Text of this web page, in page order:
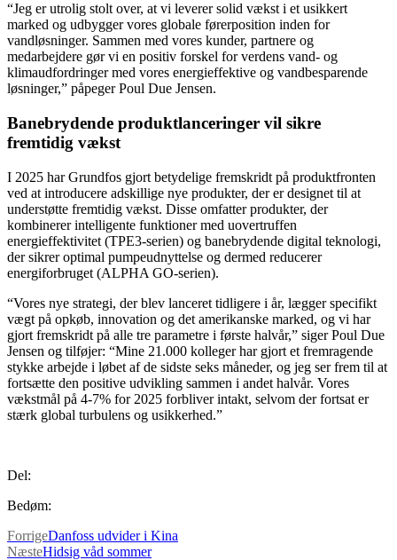
“Jeg er utrolig stolt over, at vi leverer solid vækst i et usikkert
marked og udbygger vores globale førerposition inden for
vandløsninger. Sammen med vores kunder, partnere og
medarbejdere gør vi en positiv forskel for verdens vand- og
klimaudfordringer med vores energieffektive og vandbesparende
løsninger,” påpeger Poul Due Jensen.
Banebrydende produktlanceringer vil sikre
fremtidig vækst
I 2025 har Grundfos gjort betydelige fremskridt på produktfronten
ved at introducere adskillige nye produkter, der er designet til at
understøtte fremtidig vækst. Disse omfatter produkter, der
kombinerer intelligente funktioner med uovertruffen
energieffektivitet (TPE3-serien) og banebrydende digital teknologi,
der sikrer optimal pumpeudnyttelse og dermed reducerer
energiforbruget (ALPHA GO-serien).
“Vores nye strategi, der blev lanceret tidligere i år, lægger specifikt
vægt på opkøb, innovation og det amerikanske marked, og vi har
gjort fremskridt på alle tre parametre i første halvår,” siger Poul Due
Jensen og tilføjer: “Mine 21.000 kolleger har gjort et fremragende
stykke arbejde i løbet af de sidste seks måneder, og jeg ser frem til at
fortsætte den positive udvikling sammen i andet halvår. Vores
vækstmål på 4-7% for 2025 forbliver intakt, selvom der fortsat er
stærk global turbulens og usikkerhed.”
Del:
Bedøm:
ForrigeDanfoss udvider i Kina
NæsteHidsig våd sommer